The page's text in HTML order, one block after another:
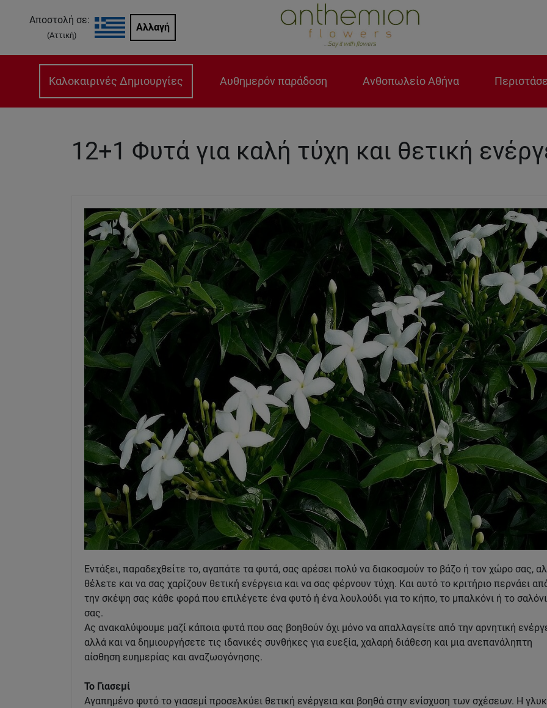
Αποστολή σε:
(Αττική)
Αλλαγή
Καλοκαιρινές Δημιουργίες Αυθημερόν παράδοση Ανθοπωλείο Αθήνα
12+1 Φυτά για καλή τύχη και θετική
Εντάξει, παραδεχθείτε το, αγαπάτε τα φυτά, σας αρέσει πολύ να διακοσμούν το βάζο ή τον χώρο σας,
θέλετε και να σας χαρίζουν θετική ενέργεια και να σας φέρνουν τύχη. Και αυτό το κριτήριο περνάει
την σκέψη σας κάθε φορά που επιλέγετε ένα φυτό ή ένα λουλούδι για το κήπο, το μπαλκόνι ή το σαλόνι
σας.
Ας ανακαλύψουμε μαζί κάποια φυτά που σας βοηθούν όχι μόνο να απαλλαγείτε από την αρνητική
αλλά και να δημιουργήσετε τις ιδανικές συνθήκες για ευεξία, χαλαρή διάθεση και μια ανεπανάληπτη
αίσθηση ευημερίας και αναζωογόνησης.
Το Γιασεμί
Αγαπημένο φυτό το γιασεμί προσελκύει θετική ενέργεια και βοηθά στην ενίσχυση των σχέσεων. Η